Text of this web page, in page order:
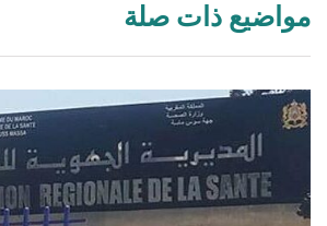
مواضيع ذات صلة